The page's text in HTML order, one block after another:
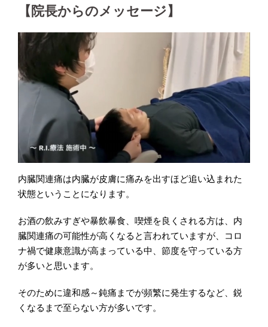
【院長からのメッセージ】
内臓関連痛は内臓が皮膚に痛みを出すほど追い込まれた
状態ということになります。
お酒の飲みすぎや暴飲暴食、喫煙を良くされる方は、内
臓関連痛の可能性が高くなると言われていますが、コロ
ナ禍で健康意識が高まっている中、節度を守っている方
が多いと思います。
そのために違和感～鈍痛までが頻繁に発生するなど、鋭
くなるまで至らない方が多いです。